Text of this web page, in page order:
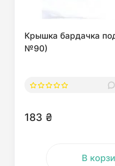
Крышка бардачка
№90)
183 ₴
В